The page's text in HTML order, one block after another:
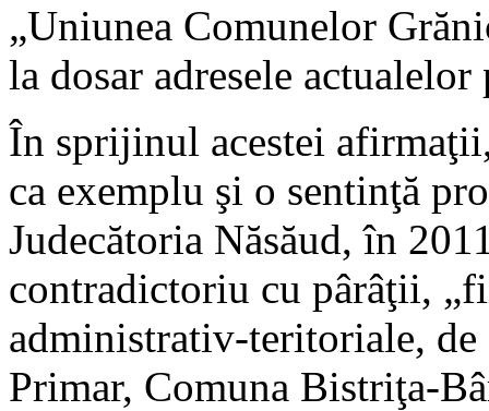
„Uniunea Comunelor
la dosar adresele
În sprijinul acestei
ca exemplu şi o sentinţă
Judecătoria Năsăud, în
contradictoriu cu pârâţii,
administrativ-teritoriale,
Primar, Comuna Bistriţa-